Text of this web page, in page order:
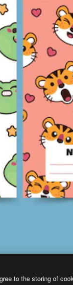
to the storing of